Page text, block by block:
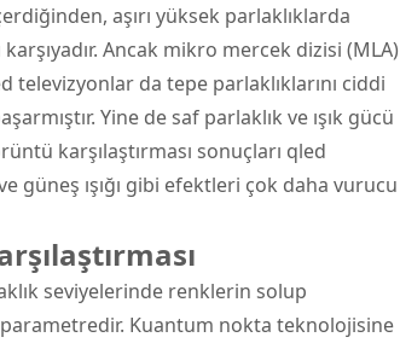
aşırı yüksek parlaklıklarda
Ancak mikro mercek dizisi (MLA)
da tepe parlaklıklarını ciddi
Yine de saf parlaklık ve ışık gücü
karşılaştırması sonuçları qled
güneş ışığı gibi efektleri çok daha vurucu
seviyelerinde renklerin solup
Kuantum nokta teknolojisine